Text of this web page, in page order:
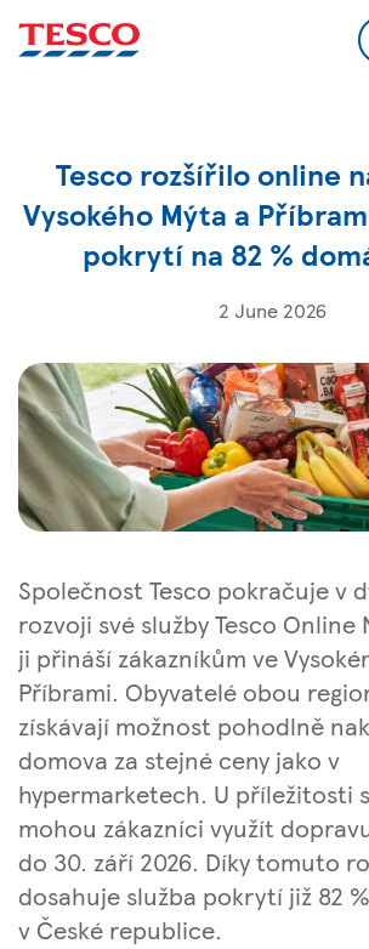
Tesco rozšířilo online
Vysokého Mýta a
pokrytí na 82 %
2 June 2026
Společnost Tesco pokračuje v
rozvoji své služby Tesco Online
ji přináší zákazníkům ve
Příbrami. Obyvatelé obou
získávají možnost pohodlně
domova za stejné ceny jako v
hypermarketech. U příležitosti
mohou zákazníci využít
do 30. září 2026. Díky tomuto
dosahuje služba pokrytí již 82
v České republice.